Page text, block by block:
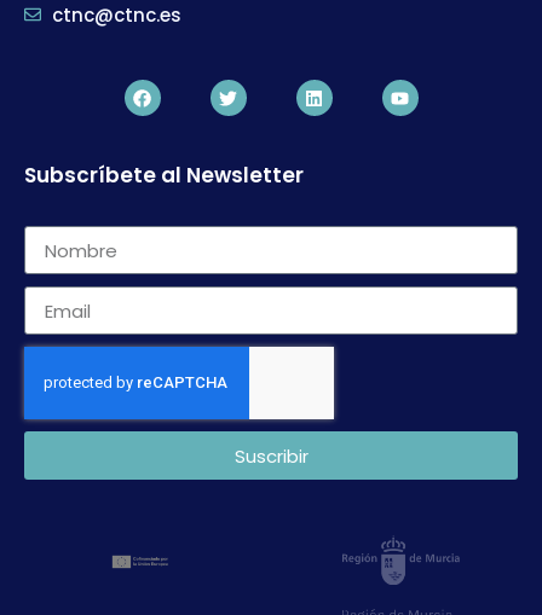
ctnc@ctnc.es
Subscríbete al Newsletter
Suscribir